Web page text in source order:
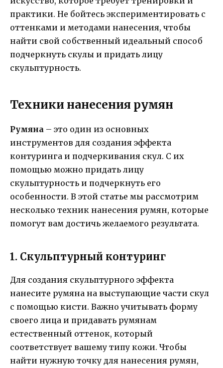
практики. Не бойтесь экспериментировать с
оттенками и методами нанесения, чтобы
найти свой собственный идеальный способ
подчеркнуть скулы и придать лицу
скульптурность.
Техники нанесения румян
Румяна – это один из основных
инструментов для создания эффекта
контуринга и подчеркивания скул. С их
помощью можно придать лицу
скульптурность и подчеркнуть его
особенности. В этой статье мы рассмотрим
несколько техник нанесения румян, которые
помогут вам достичь желаемого результата.
1. Скульптурный контуринг
Для создания скульптурного эффекта
нанесите румяна на выступающие части скул
с помощью кисти. Важно учитывать форму
своего лица и придавать румянам
естественный оттенок, который
соответствует вашему типу кожи. Чтобы
найти нужную точку для нанесения румян,